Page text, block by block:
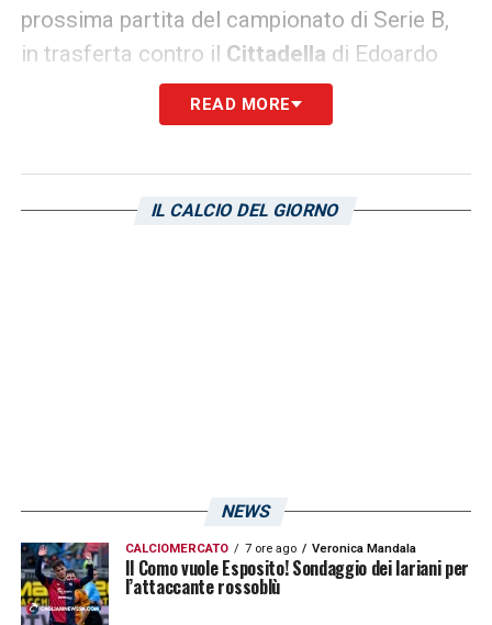
prossima partita del campionato di Serie B,
in trasferta contro il Cittadella di Edoardo
Gorini allo stadio Piercesare Tombolato
L’incontro sarà valido per la 21esima
per oggi, infatti, al pomeriggio, la ripresa degli
READ MORE
IL CALCIO DEL GIORNO
NEWS
CALCIOMERCATO 7 ore ago Veronica Mandala
Il Como vuole Esposito! Sondaggio dei lariani per
l’attaccante rossoblù